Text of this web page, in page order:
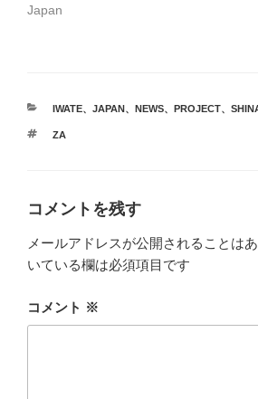
Japan
カ
ゴ
IWATE、 JAPAN、 NEWS、 PROJECT、
タ
ZA
コメントを残す
メールアドレスが公開されることはあ
いている欄は必須項目です
コメント ※